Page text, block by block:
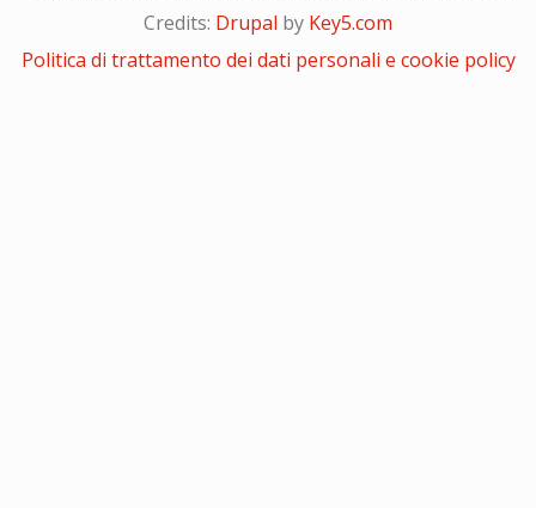
Credits: Drupal by Key5.com
Politica di trattamento dei dati personali e cookie policy